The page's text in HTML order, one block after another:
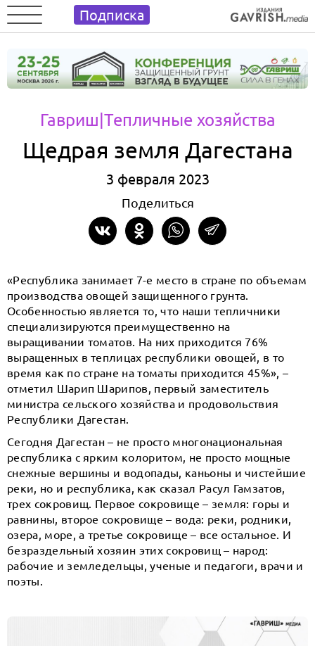
Подписка
Гавриш|Тепличные хозяйства
Щедрая земля Дагестана
3 февраля 2023
Поделиться
«Республика занимает 7-е место в стране по объемам
производства овощей защищенного грунта.
Особенностью является то, что наши тепличники
специализируются преимущественно на
выращивании томатов. На них приходится 76%
выращенных в теплицах республики овощей, в то
время как по стране на томаты приходится 45%», –
отметил Шарип Шарипов, первый заместитель
министра сельского хозяйства и продовольствия
Республики Дагестан.
Сегодня Дагестан – не просто многонациональная
республика с ярким колоритом, не просто мощные
снежные вершины и водопады, каньоны и чистейшие
реки, но и республика, как сказал Расул Гамзатов,
трех сокровищ. Первое сокровище – земля: горы и
равнины, второе сокровище – вода: реки, родники,
озера, море, а третье сокровище – все остальное. И
безраздельный хозяин этих сокровищ – народ:
рабочие и земледельцы, ученые и педагоги, врачи и
поэты.